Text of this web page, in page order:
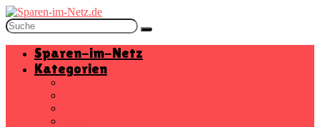
Sparen-im-Netz
Kategorien